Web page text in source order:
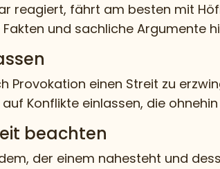
reagiert, fährt am besten mit
und sachliche Argumente
Provokation einen Streit zu
Konflikte einlassen, die
beachten
der einem nahesteht und